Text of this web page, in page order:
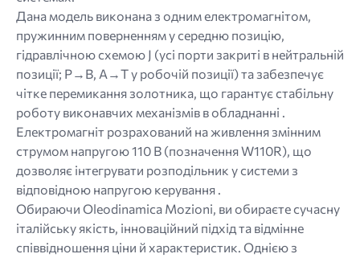
Дана модель виконана з одним електромагнітом,
пружинним поверненням у середню позицію,
гідравлічною схемою J (усі порти закриті в нейтральній
позиції; P→B, A→T у робочій позиції) та забезпечує
чітке перемикання золотника, що гарантує стабільну
роботу виконавчих механізмів в обладнанні .
Електромагніт розрахований на живлення змінним
струмом напругою 110 В (позначення W110R), що
дозволяє інтегрувати розподільник у системи з
відповідною напругою керування .
Обираючи Oleodinamica Mozioni, ви обираєте сучасну
італійську якість, інноваційний підхід та відмінне
співвідношення ціни й характеристик. Однією з